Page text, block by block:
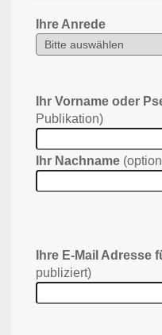
Ihre Anrede
Ihr Vorname oder
Publikation)
Ihr Nachname
Ihre E-Mail Adresse
publiziert)